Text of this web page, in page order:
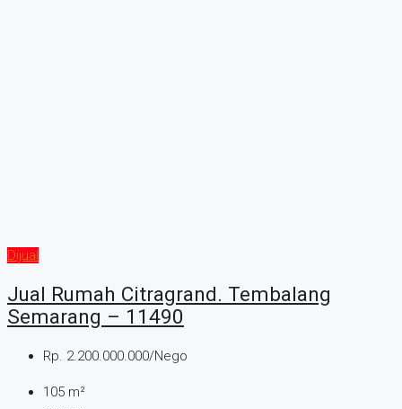
Dijual
Jual Rumah Citragrand. Tembalang
Semarang – 11490
Rp. 2.200.000.000/Nego
105 m²